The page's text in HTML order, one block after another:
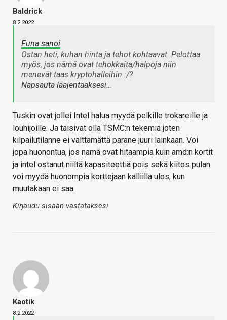
Baldrick
8.2.2022
Funa sanoi
Ostan heti, kuhan hinta ja tehot kohtaavat. Pelottaa
myös, jos nämä ovat tehokkaita/halpoja niin
menevät taas kryptohalleihin :/?
Napsauta laajentaaksesi…
Tuskin ovat jollei Intel halua myydä pelkille trokareille ja
louhijoille. Ja taisivat olla TSMC:n tekemiä joten
kilpailutilanne ei välttämättä parane juuri lainkaan. Voi
jopa huonontua, jos nämä ovat hitaampia kuin amd:n kortit
ja intel ostanut niiltä kapasiteettiä pois sekä kiitos pulan
voi myydä huonompia korttejaan kalliilla ulos, kun
muutakaan ei saa.
Kirjaudu sisään vastataksesi
Kaotik
8.2.2022